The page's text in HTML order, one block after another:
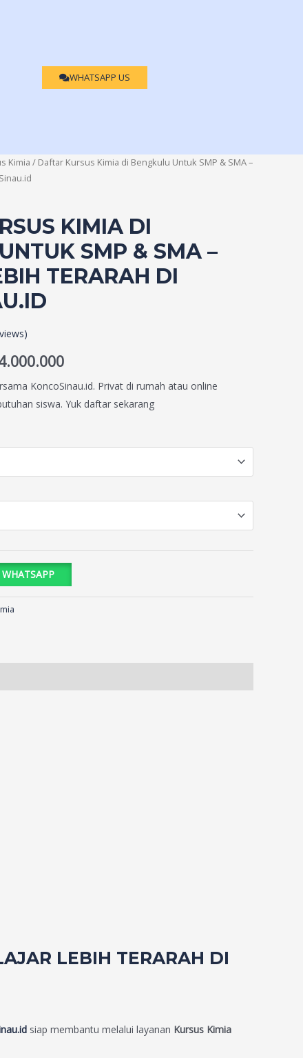
WHATSAPP US
Kimia / Daftar Kursus Kimia di Bengkulu Untuk SMP & SMA –
KIMIA DI
SMP & SMA –
TERARAH DI
KoncoSinau.id. Privat di rumah atau online
siswa. Yuk daftar sekarang
LEBIH TERARAH DI
siap membantu melalui layanan Kursus Kimia